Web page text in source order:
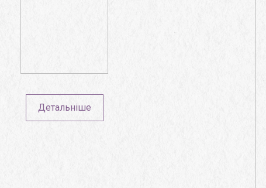
Детальніше